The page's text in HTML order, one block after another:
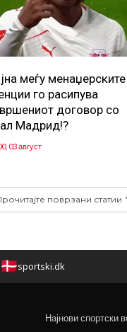
меѓу менаџерските
го расипува
договор со
Мадрид!?
03 август
поврзани статии
sportski.dk
Најнови спортски